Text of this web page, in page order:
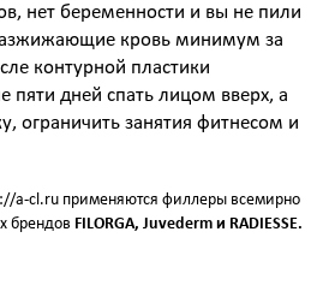
нет беременности и вы не пили
кровь минимум за
контурной пластики
пяти дней спать лицом вверх, а
ограничить занятия фитнесом и
a-cl.ru применяются филлеры всемирно
брендов FILORGA, Juvederm и RADIESSE.